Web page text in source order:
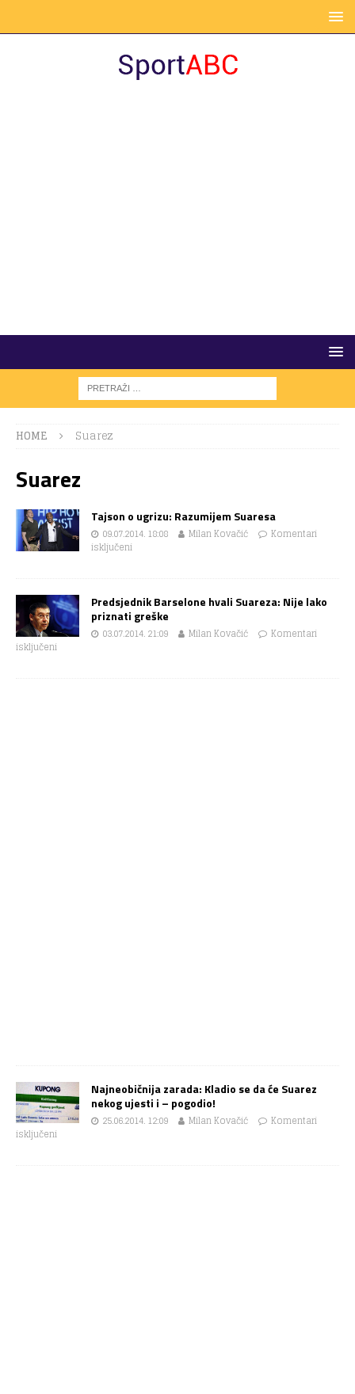
HOME Suarez
Suarez
Tajson o ugrizu: Razumijem Suaresa
09.07.2014. 18:08 Milan Kovačić
Komentari
isključeni
Predsjednik Barselone hvali Suareza: Nije lako
priznati greške
03.07.2014. 21:09 Milan Kovačić
Komentari
isključeni
Najneobičnija zarada: Kladio se da će Suarez
nekog ujesti i – pogodio!
25.06.2014. 12:09 Milan Kovačić
Komentari
isključeni